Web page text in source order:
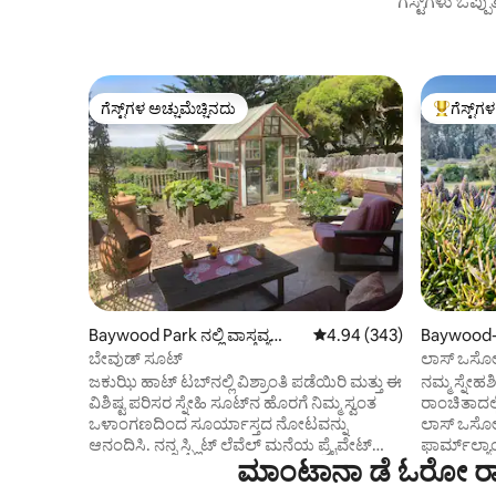
ಗೆಸ್ಟ್‌ಗಳ ಅಚ್ಚುಮೆಚ್ಚಿನದು
ಗೆಸ್ಟ್‌ಗಳ ಅಚ್ಚುಮೆಚ್ಚಿನದು
Baywood Park ನಲ್ಲಿ ವಾಸ್ತವ್ಯ
ಹೂಡಬಹುದಾದ ಸ್ಥಳ
5 ರಲ್ಲಿ 4.94 ಸರಾಸರಿ
4.94 (343)
ಬೇವುಡ್ ಸೂಟ್
ಜಕುಝಿ ಹಾಟ್ ಟಬ್‌ನಲ್ಲಿ ವಿಶ್ರಾಂತಿ ಪಡೆಯಿರಿ ಮತ್ತು ಈ
ವಿಶಿಷ್ಟ ಪರಿಸರ ಸ್ನೇಹಿ ಸೂಟ್‌ನ ಹೊರಗೆ ನಿಮ್ಮ ಸ್ವಂತ
ಒಳಾಂಗಣದಿಂದ ಸೂರ್ಯಾಸ್ತದ ನೋಟವನ್ನು
ಆನಂದಿಸಿ. ನನ್ನ ಸ್ಪ್ಲಿಟ್ ಲೆವೆಲ್ ಮನೆಯ ಪ್ರೈವೇಟ್
ಬಾಟಮ್ ಫ್ಲೋರ್ ಸಂಪೂರ್ಣ ಸುಸಜ್ಜಿತ
ಅಡಿಗೆಮನೆಯನ್ನು ಒಳಗೊಂಡಿದೆ. ಸೂಟ್ ಆದರ್ಶ
ಗೆಸ್ಟ್‌ಗಳಿಗೆ
ಲಾಸ್
ನಮ್ಮ
ಲಾಸ್
ಮತ್ತು
ಮಾಂಟಾನಾ ಡೆ ಓರೋ